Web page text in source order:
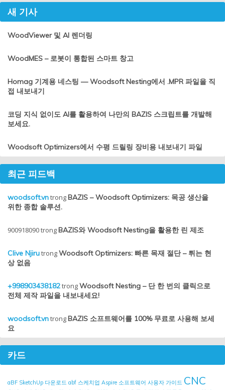
새 기사
WoodViewer 및 AI 렌더링
WoodMES – 로봇이 통합된 스마트 창고
Homag 기계용 네스팅 — Woodsoft Nesting에서 .MPR 파일을 직
접 내보내기
코딩 지식 없이도 AI를 활용하여 나만의 BAZIS 스크립트를 개발해
보세요.
Woodsoft Optimizers에서 수평 드릴링 장비용 내보내기 파일
최근 피드백
woodsoft.vntrongBAZIS – Woodsoft Optimizers: 목공 생산을
위한 종합 솔루션.
900918090trongBAZIS와 Woodsoft Nesting을 활용한 린 제조
Clive NjirutrongWoodsoft Optimizers: 빠른 목재 절단 – 튀는 현
상 없음
+998903438182trongWoodsoft Nesting – 단 한 번의 클릭으로
전체 제작 파일을 내보내세요!
woodsoft.vntrongBAZIS 소프트웨어를 100% 무료로 사용해 보세
요
카드
aBF SketchUp 다운로드 abf 스케치업 Aspire 소프트웨어 사용자 가이드 CNC